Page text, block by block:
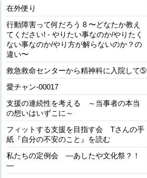
在外便り
行動障害って何だろう 8 〜どなたか教え
てください! - やりたい事なのか/やりたく
ない事なのか/やり方が解らないのか？の
違い〜
救急救命センターから精神科に入院して➄
愛チャン-00017
支援の連続性を考える ～当事者の本当
の想いはいずこに～
フィットする支援を目指す会 Tさんの手
紙『自分の不安のこと』を読む
私たちの定例会 ―あしたや文化祭？！
―